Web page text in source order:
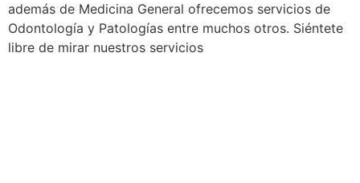
además de Medicina General ofrecemos servicios de
Odontología y Patologías entre muchos otros. Siéntete
libre de mirar nuestros servicios